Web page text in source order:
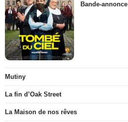
Bande-annonce
Mutiny
La fin d’Oak Street
La Maison de nos rêves